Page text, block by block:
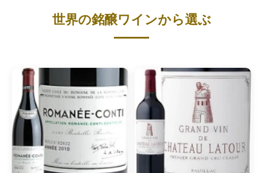
世界の銘醸ワインから選ぶ